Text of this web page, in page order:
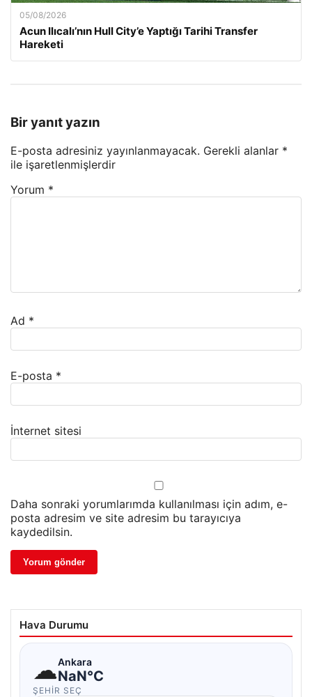
05/08/2026
Acun Ilıcalı’nın Hull City’e Yaptığı Tarihi Transfer
Hareketi
Bir yanıt yazın
E-posta adresiniz yayınlanmayacak. Gerekli alanlar *
ile işaretlenmişlerdir
Yorum *
Ad *
E-posta *
İnternet sitesi
Daha sonraki yorumlarımda kullanılması için adım, e-
posta adresim ve site adresim bu tarayıcıya
kaydedilsin.
Hava Durumu
☁Ankara
NaN°C
ŞEHIR SEÇ